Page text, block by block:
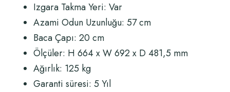
Izgara Takma Yeri: Var
Azami Odun Uzunluğu: 57 cm
Baca Çapı: 20 cm
Ölçüler: H 664 x W 692 x D 481,5 mm
Ağırlık: 125 kg
Garanti süresi: 5 Yıl